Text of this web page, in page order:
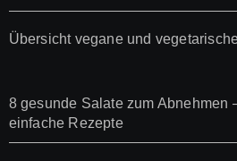
Übersicht vegane und
8 gesunde Salate zum Abnehmen
einfache Rezepte